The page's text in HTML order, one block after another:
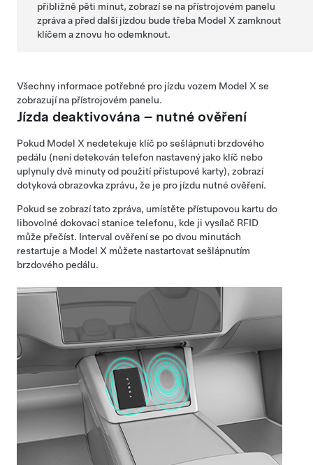
přibližně pěti minut, zobrazí se na přístrojovém panelu
zpráva a před další jízdou bude třeba Model X zamknout
klíčem a znovu ho odemknout.
Všechny informace potřebné pro jízdu vozem Model X se
zobrazují na přístrojovém panelu.
Jízda deaktivována – nutné ověření
Pokud Model X nedetekuje klíč po sešlápnutí brzdového
pedálu (není detekován telefon nastavený jako klíč nebo
uplynuly dvě minuty od použití přístupové karty), zobrazí
dotyková obrazovka zprávu, že je pro jízdu nutné ověření.
Pokud se zobrazí tato zpráva, umístěte přístupovou kartu do
libovolné dokovací stanice telefonu, kde ji vysílač RFID
může přečíst. Interval ověření se po dvou minutách
restartuje a Model X můžete nastartovat sešlápnutím
brzdového pedálu.